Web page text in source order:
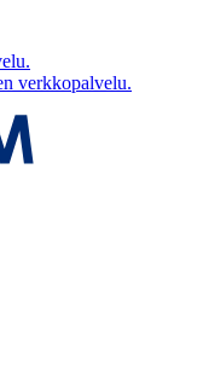
verkkopalvelu.